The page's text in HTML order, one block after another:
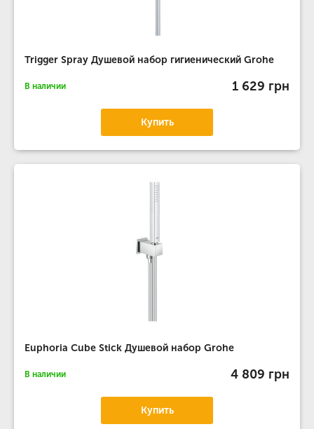
Trigger Spray Душевой набор гигиенический Grohe
В наличии 1 629 грн
Купить
Euphoria Cube Stick Душевой набор Grohe
В наличии 4 809 грн
Купить